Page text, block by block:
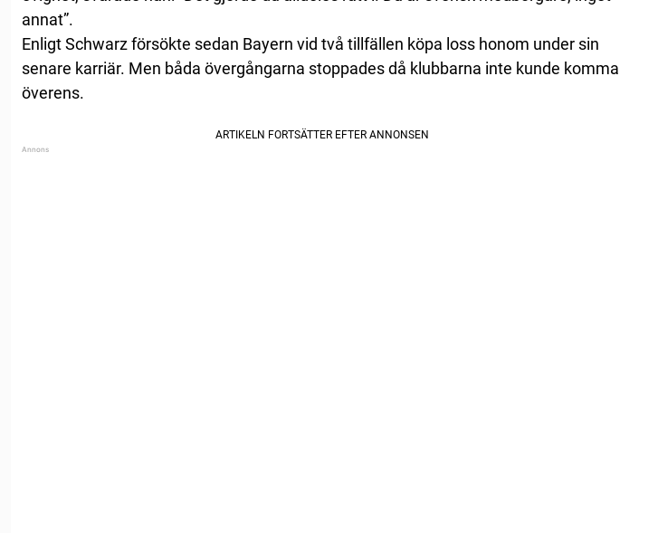
annat”.
Enligt Schwarz försökte sedan Bayern vid två tillfällen köpa loss honom under sin
senare karriär. Men båda övergångarna stoppades då klubbarna inte kunde komma
överens.